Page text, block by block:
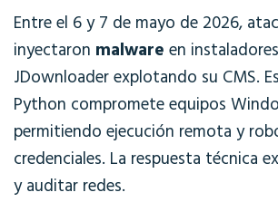
Entre el 6 y 7 de mayo de 2026,
inyectaron malware en
JDownloader explotando su CMS.
Python compromete equipos
permitiendo ejecución remota y
credenciales. La respuesta técnica
y auditar redes.